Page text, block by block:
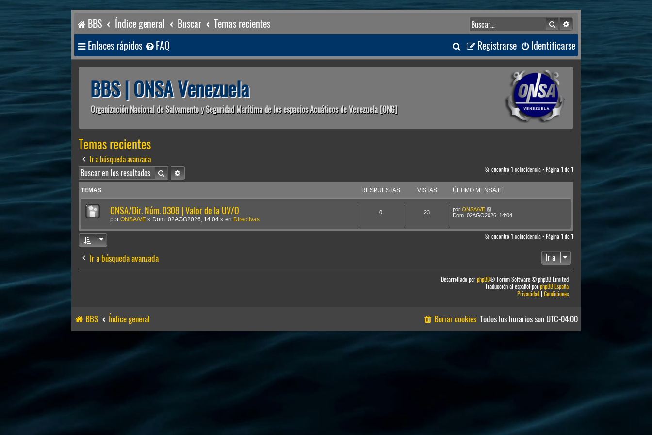
BBS Índice general Buscar Temas recientes BuscarBúsqueda avanzada
Enlaces rápidos FAQ Identificarse
Registrarse
B
u
a
BBS | ONSA Venezuela
Organización Nacional de Salvamento y Seguridad Marítima de los espacios Acuáticos de Venezuela [ONG]
Temas recientes
Ir a búsqueda avanzada
BuscarBúsqueda avanzada Se encontró 1 coincidencia • Página 1 de 1
TEMAS RESPUESTAS VISTAS ÚLTIMO MENSAJE
ONSA/Dir. Núm. 0308 | Valor de la UV/O
por ONSA/VE » Dom. 02AGO2026, 14:04 » en Directivas
0 23 por ONSA/VE
Dom. 02AGO2026, 14:04
Se encontró 1 coincidencia • Página 1 de 1
Ir a búsqueda avanzada Ir a
Desarrollado porphpBB® Forum Software © phpBB Limited
Traducción al español porphpBB España
Privacidad| Condiciones
BBS Índice general Todos los horarios son UTC-04:00
Borrar cookies